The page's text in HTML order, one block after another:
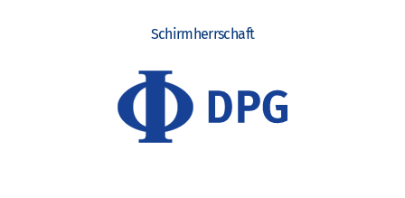
Schirmherrschaft